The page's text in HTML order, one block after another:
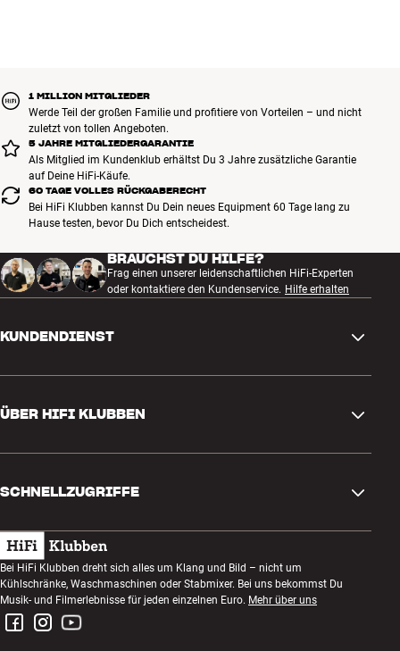
1 MILLION MITGLIEDER
Werde Teil der großen Familie und profitiere von Vorteilen – und nicht
zuletzt von tollen Angeboten.
5 JAHRE MITGLIEDERGARANTIE
Als Mitglied im Kundenklub erhältst Du 3 Jahre zusätzliche Garantie
auf Deine HiFi-Käufe.
60 TAGE VOLLES RÜCKGABERECHT
Bei HiFi Klubben kannst Du Dein neues Equipment 60 Tage lang zu
Hause testen, bevor Du Dich entscheidest.
BRAUCHST DU HILFE?
Frag einen unserer leidenschaftlichen HiFi-Experten
oder kontaktiere den Kundenservice. Hilfe erhalten
KUNDENDIENST
Rückgabe und Reklamation
Bestellung widerrufen
AGB
Datenschutzerklärung
Impressum
ÜBER HIFI KLUBBEN
Kundenklub
Abend zum Zuhören
Wettbewerbe
Jobs bei HiFi Klubben
SCHNELLZUGRIFFE
Geschenkkarte
Bauen mit Klang
Montage und Installation
Bei HiFi Klubben dreht sich alles um Klang und Bild – nicht um
Kühlschränke, Waschmaschinen oder Stabmixer. Bei uns bekommst Du
Musik- und Filmerlebnisse für jeden einzelnen Euro. Mehr über uns